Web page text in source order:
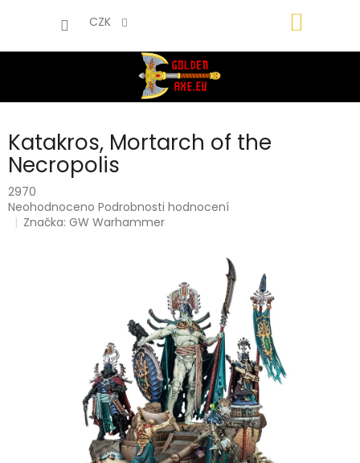
CZK
Katakros, Mortarch of the
Necropolis
2970
Průměrné
hodnocení
Neohodnoceno Podrobnosti hodnocení
Značka:GW Warhammer